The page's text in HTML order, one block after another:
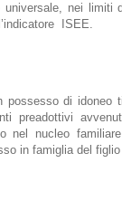
universale, nei limiti
ISEE.
possesso di idoneo
preadottivi
nucleo
in famiglia del